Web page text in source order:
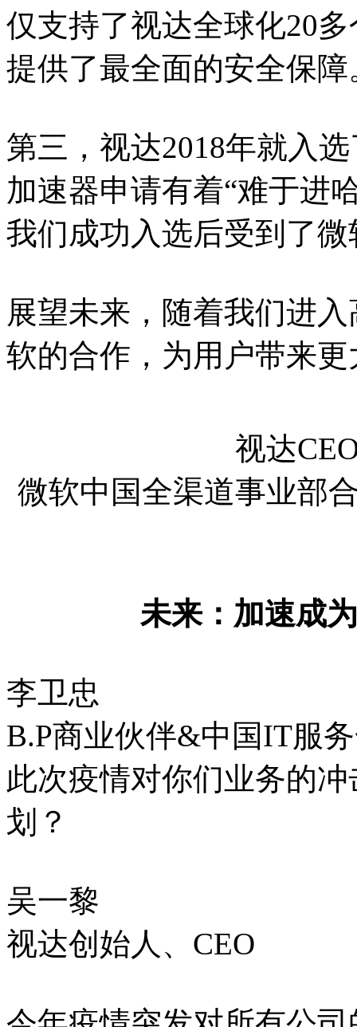
仅支持了视达全球化20
提供了最全面的安全保障
第三，视达2018年就入
加速器申请有着“难于进
我们成功入选后受到了
展望未来，随着我们进
软的合作，为用户带来
视达
微软中国全渠道事业部
未来：加速成
李卫忠
B.P商业伙伴&中国IT服
此次疫情对你们业务的
划？
吴一黎
视达创始人、CEO